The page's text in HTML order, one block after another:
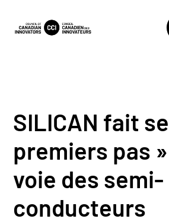
SILICAN fait
premiers pas
voie des semi-
conducteurs